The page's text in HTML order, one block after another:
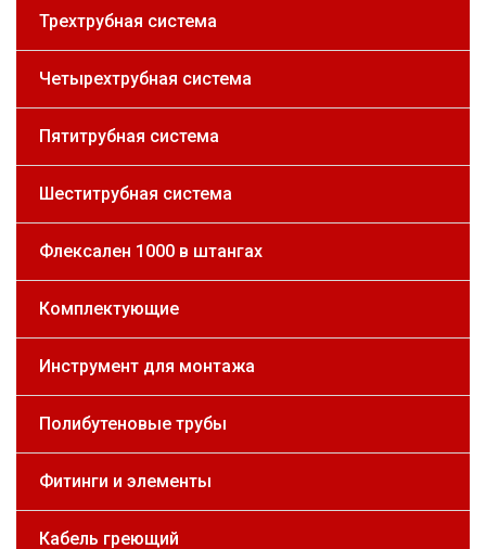
Трехтрубная система
Четырехтрубная система
Пятитрубная система
Шеститрубная система
Флексален 1000 в штангах
Комплектующие
Инструмент для монтажа
Полибутеновые трубы
Фитинги и элементы
Кабель греющий